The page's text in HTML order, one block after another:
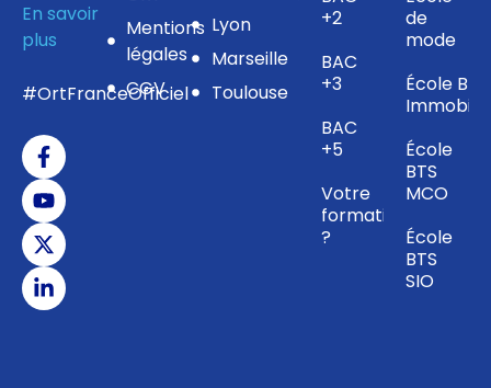
En savoir
plus
#OrtFranceOfficiel
Mentions
légales
CGV
Lyon
Marseille
Toulouse
+2
BAC
+3
BAC
+5
Votre
formation
?
de
mode
École BTS
École
BTS
MCO
École
BTS
SIO